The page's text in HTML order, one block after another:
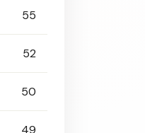
55
52
50
49